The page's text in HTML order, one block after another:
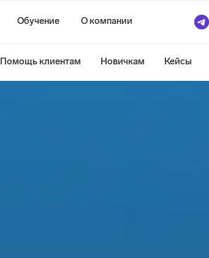
Обучение О компании
Помощь клиентам Новичкам Кейсы